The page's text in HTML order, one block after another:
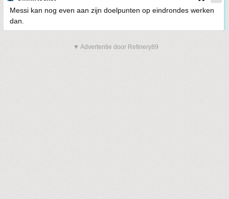
Messi kan nog even aan zijn doelpunten op eindrondes werken
dan.
▼ Advertentie door Refinery89